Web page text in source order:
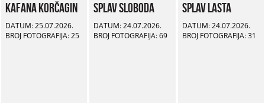
Kafana Korčagin
DATUM: 25.07.2026.
BROJ FOTOGRAFIJA: 25
Splav Sloboda
DATUM: 24.07.2026.
BROJ FOTOGRAFIJA: 69
Splav Lasta
DATUM: 24.07.2026.
BROJ FOTOGRAFIJA: 31